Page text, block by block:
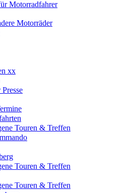
Motorradfahrer
Motorräder
xx
Touren & Treffen
Touren & Treffen
Touren & Treffen